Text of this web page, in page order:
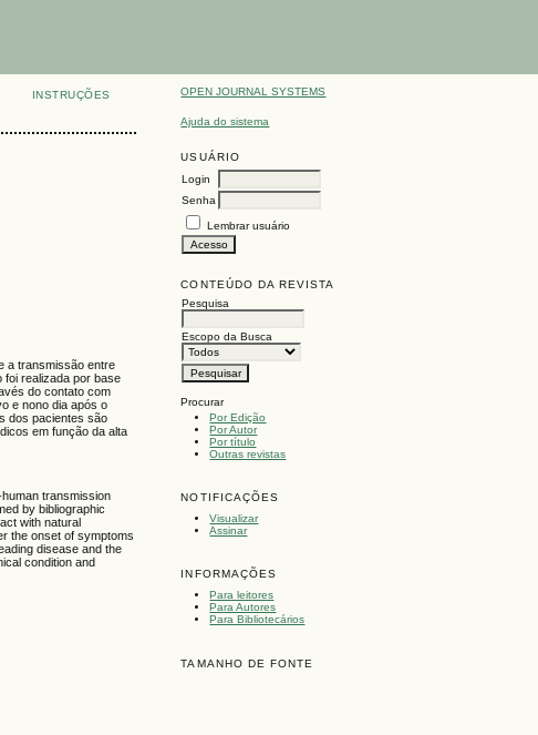
OPEN JOURNAL SYSTEMS
Ajuda do sistema
USUÁRIO
Login
Senha
Lembrar usuário
CONTEÚDO DA REVISTA
Pesquisa
Escopo da Busca
Procurar
Por Edição
Por Autor
Por título
Outras revistas
NOTIFICAÇÕES
Visualizar
Assinar
INFORMAÇÕES
Para leitores
Para Autores
Para Bibliotecários
TAMANHO DE FONTE
INSTRUÇÕES
a transmissão entre
foi realizada por base
do contato com
e nono dia após o
dos pacientes são
em função da alta
transmission
by bibliographic
with natural
the onset of symptoms
disease and the
condition and